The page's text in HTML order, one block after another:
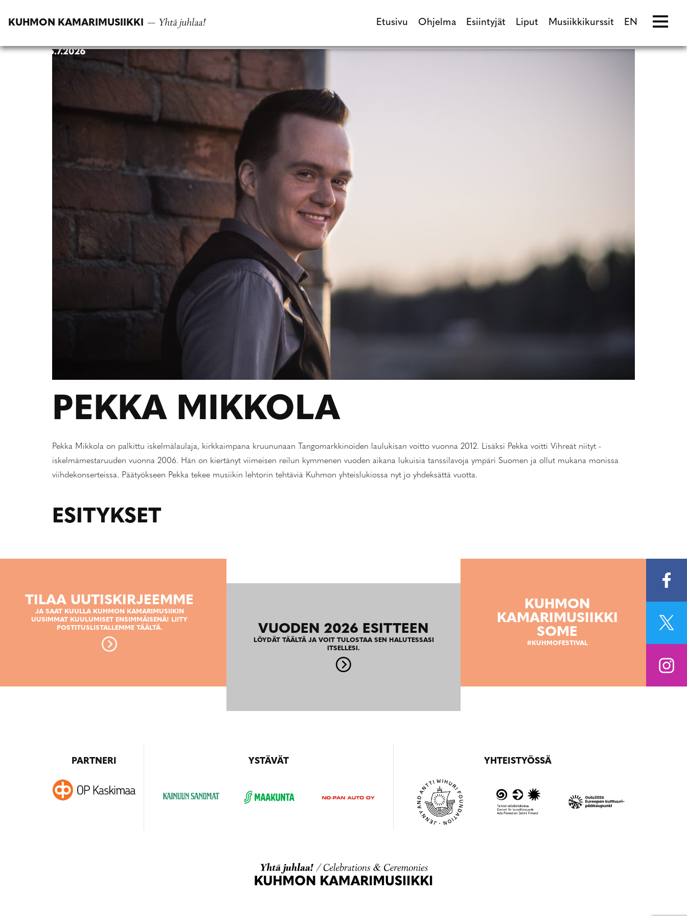
suoraan
KUHMON KAMARIMUSIIKKI — Yhtä juhlaa! Etusivu Ohjelma Esiintyjät Liput Musiikkikurssit EN
PEKKA MIKKOLA
Pekka Mikkola on palkittu iskelmälaulaja, kirkkaimpana kruununaan Tangomarkkinoiden laulukisan voitto vuonna 2012. Lisäksi Pekka voitti Vihreät niityt -
iskelmämestaruuden vuonna 2006. Hän on kiertänyt viimeisen reilun kymmenen vuoden aikana lukuisia tanssilavoja ympäri Suomen ja ollut mukana monissa
viihdekonserteissa. Päätyökseen Pekka tekee musiikin lehtorin tehtäviä Kuhmon yhteislukiossa nyt jo yhdeksättä vuotta.
ESITYKSET
TILAA UUTISKIRJEEMME
JA SAAT KUULLA KUHMON KAMARIMUSIIKIN
UUSIMMAT KUULUMISET ENSIMMÄISENÄ! LIITY
POSTITUSLISTALLEMME TÄÄLTÄ.
VUODEN 2026 ESITTEEN
LÖYDÄT TÄÄLTÄ JA VOIT TULOSTAA SEN HALUTESSASI
ITSELLESI.
KUHMON
KAMARIMUSIIKKI
SOME
#KUHMOFESTIVAL
PARTNERI YSTÄVÄT YHTEISTYÖSSÄ